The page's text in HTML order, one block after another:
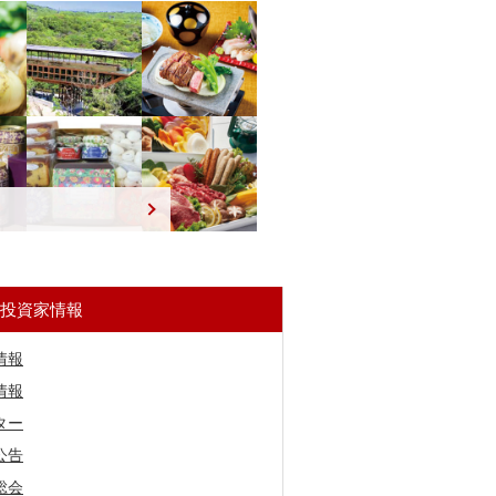
資家情報
報
報
ー
告
会